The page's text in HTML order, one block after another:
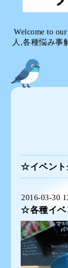
Welcome to
人,各種悩み事
☆イベン
2016-03-30
☆各種イベ